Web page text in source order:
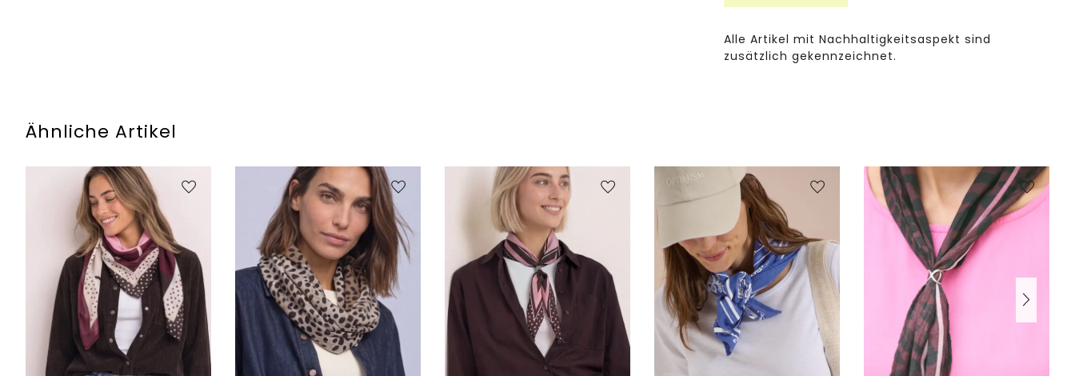
Alle Artikel mit Nachhaltigkeitsaspekt sind
zusätzlich gekennzeichnet.
Ähnliche Artikel